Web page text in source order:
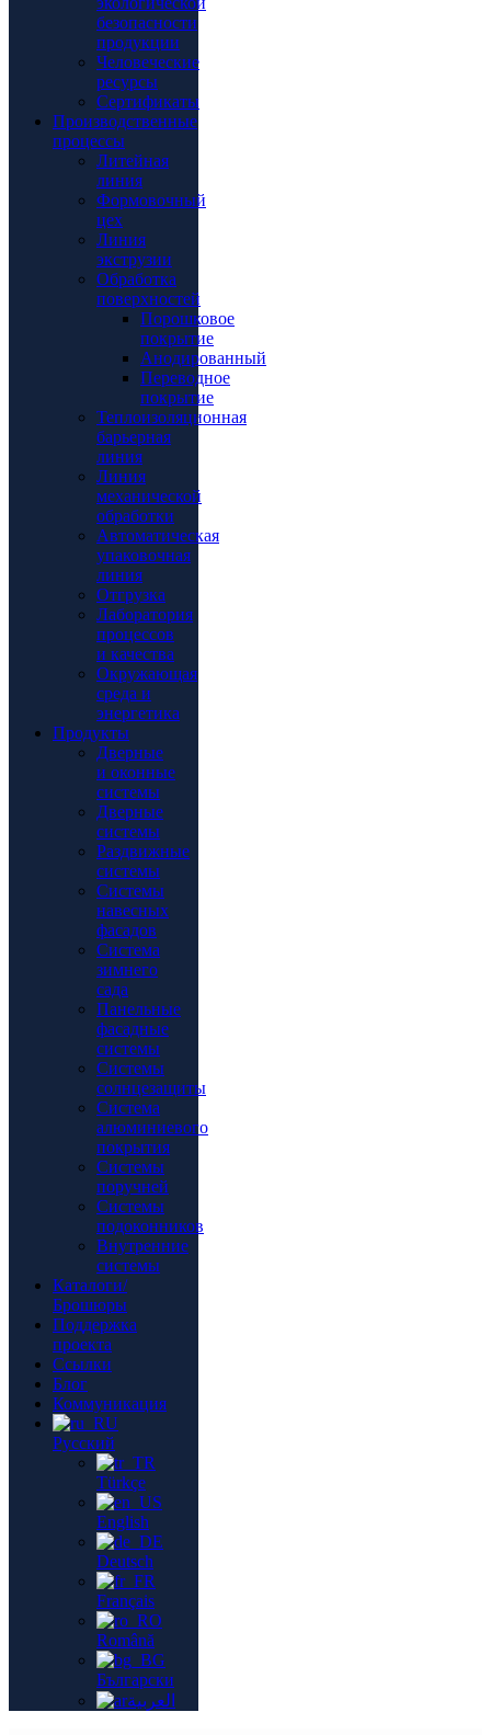
безопасности
продукции
Человеческие
ресурсы
Сертификаты
Производственные
процессы
Литейная
линия
Формовочный
цех
Линия
экструзии
Обработка
поверхностей
Порошковое
покрытие
Анодированный
Переводное
покрытие
Теплоизоляционная
барьерная
линия
Линия
механической
обработки
Автоматическая
упаковочная
линия
Отгрузка
Лаборатория
процессов
и качества
Окружающая
среда и
энергетика
Продукты
Дверные
и оконные
системы
Дверные
системы
Раздвижные
системы
Системы
навесных
фасадов
Система
зимнего
сада
Панельные
фасадные
системы
Системы
солнцезащиты
Система
алюминиевого
покрытия
Системы
поручней
Системы
подоконников
Внутренние
системы
Каталоги/
Брошюры
Поддержка
проекта
Ссылки
Блог
Коммуникация
Русский
Türkçe
English
Deutsch
Français
Română
Български
العربية